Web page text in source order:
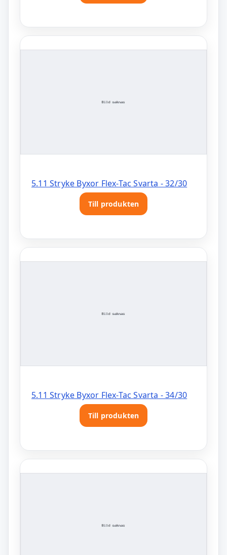
5.11 Stryke Byxor Flex-Tac Svarta - 32/30
Till produkten
5.11 Stryke Byxor Flex-Tac Svarta - 34/30
Till produkten